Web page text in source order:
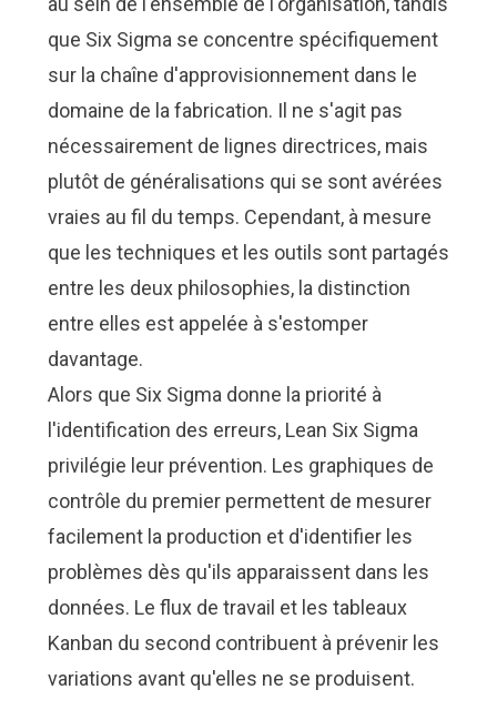
que Six Sigma se concentre spécifiquement
sur la chaîne d'approvisionnement dans le
domaine de la fabrication. Il ne s'agit pas
nécessairement de lignes directrices, mais
plutôt de généralisations qui se sont avérées
vraies au fil du temps. Cependant, à mesure
que les techniques et les outils sont partagés
entre les deux philosophies, la distinction
entre elles est appelée à s'estomper
davantage.
Alors que Six Sigma donne la priorité à
l'identification des erreurs, Lean Six Sigma
privilégie leur prévention. Les graphiques de
contrôle du premier permettent de mesurer
facilement la production et d'identifier les
problèmes dès qu'ils apparaissent dans les
données. Le flux de travail et les tableaux
Kanban du second contribuent à prévenir les
variations avant qu'elles ne se produisent.